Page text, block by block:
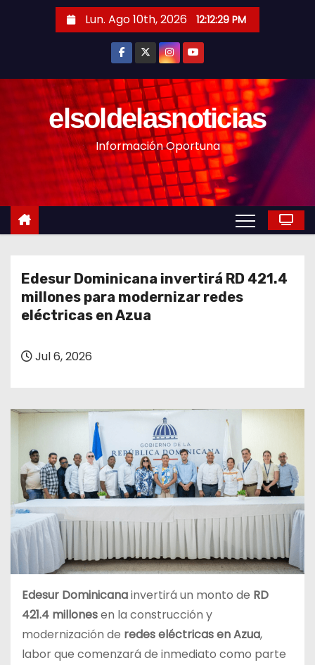
n
Lun. Ago 10th, 2026 12:12:31 PM
elsoldelasnoticias
Información Oportuna
Edesur Dominicana invertirá RD 421.4
millones para modernizar redes
eléctricas en Azua
Jul 6, 2026
Edesur Dominicanainvertirá un monto de RD
421.4 millonesen la construcción y
modernización de redes eléctricas en Azua,
labor que comenzará de inmediato como parte